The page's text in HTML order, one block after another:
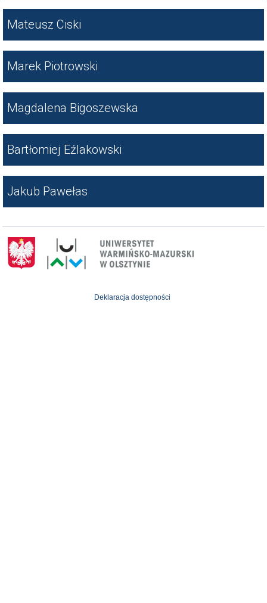
Mateusz Ciski
Marek Piotrowski
Magdalena Bigoszewska
Bartłomiej Eźlakowski
Jakub Pawełas
Deklaracja dostępności